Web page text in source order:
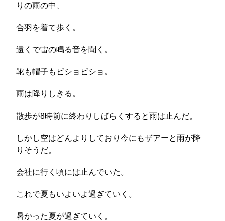
りの雨の中、
合羽を着て歩く。
遠くで雷の鳴る音を聞く。
靴も帽子もビショビショ。
雨は降りしきる。
散歩が8時前に終わりしばらくすると雨は止んだ。
しかし空はどんよりしており今にもザアーと雨が降
りそうだ。
会社に行く頃には止んでいた。
これで夏もいよいよ過ぎていく。
暑かった夏が過ぎていく。